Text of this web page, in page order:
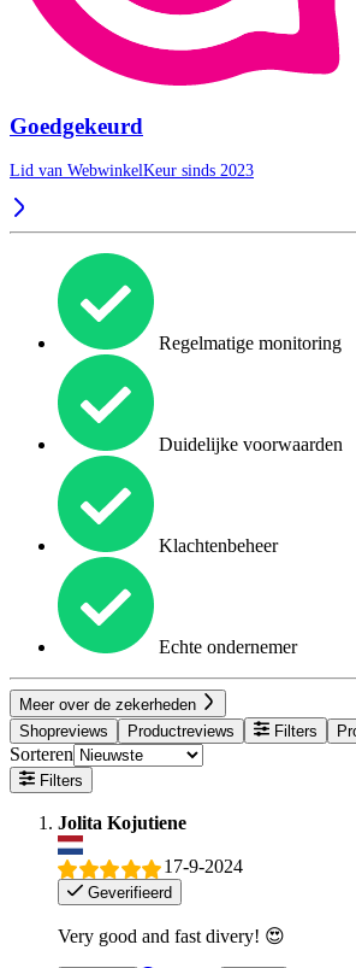
Goedgekeurd
Lid van WebwinkelKeur sinds 2023
Regelmatige monitoring
Duidelijke voorwaarden
Klachtenbeheer
Echte ondernemer
Meer over de zekerheden
Shopreviews
Productreviews Filters
Sorteren
Filters
Jolita Kojutiene
17-9-2024
Geverifieerd
Very good and fast divery! 😍